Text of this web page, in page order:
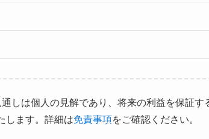
しは個人の見解であり、将来の利益を保証
します。詳細は免責事項をご確認ください。